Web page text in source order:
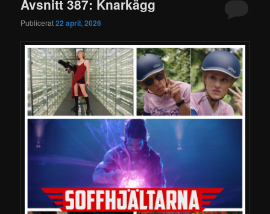
Avsnitt 387: Knarkägg
Publicerat22 april, 2026